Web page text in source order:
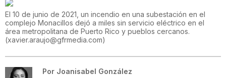
El 10 de junio de 2021, un incendio en una subestación en el
complejo Monacillos dejó a miles sin servicio eléctrico en el
área metropolitana de Puerto Rico y pueblos cercanos.
(xavier.araujo@gfrmedia.com)
Por Joanisabel González